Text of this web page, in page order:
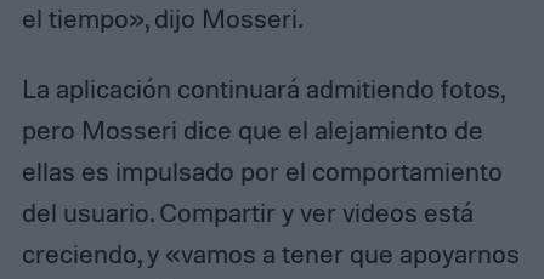
el tiempo», dijo Mosseri.
La aplicación continuará admitiendo fotos,
pero Mosseri dice que el alejamiento de
ellas es impulsado por el comportamiento
del usuario. Compartir y ver videos está
creciendo, y «vamos a tener que apoyarnos